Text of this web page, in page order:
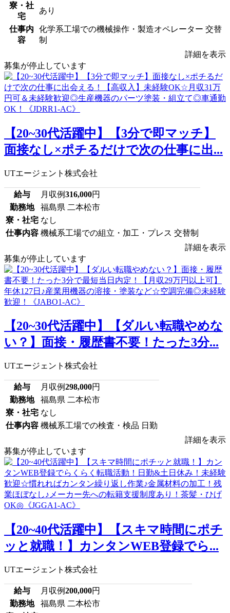
寮・社
宅
あり
仕事内
容
化学系工場での機械操作・製造オペレーター 交替
制
詳細を表示
募集が停止しています
【20~30代活躍中】【3分で即マッチ】
面接なし×ポチるだけで次の仕事に出...
UTエージェント株式会社
給与 月収例316,000円
勤務地
福島県 二本松市
寮・社宅 なし
仕事内容 機械系工場での組立・加工・プレス 交替制
詳細を表示
募集が停止しています
【20~30代活躍中】【ダルい転職やめな
い？】面接・履歴書不要！たった3分...
UTエージェント株式会社
給与 月収例298,000円
勤務地
福島県 二本松市
寮・社宅 なし
仕事内容 機械系工場での検査・検品 日勤
詳細を表示
募集が停止しています
【20~40代活躍中】【スキマ時間にポチ
ッと就職！】カンタンWEB登録でら...
UTエージェント株式会社
給与 月収例200,000円
勤務地
福島県 二本松市